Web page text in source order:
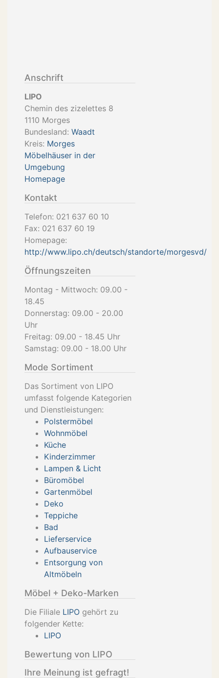
Anschrift
LIPO
Chemin des zizelettes 8
1110 Morges
Bundesland: Waadt
Kreis: Morges
Möbelhäuser in der
Umgebung
Homepage
Kontakt
Telefon: 021 637 60 10
Fax: 021 637 60 19
Homepage:
http://www.lipo.ch/deutsch/standorte/morgesvd/
Öffnungszeiten
Montag - Mittwoch: 09.00 -
18.45
Donnerstag: 09.00 - 20.00
Uhr
Freitag: 09.00 - 18.45 Uhr
Samstag: 09.00 - 18.00 Uhr
Mode Sortiment
Das Sortiment von LIPO
umfasst folgende Kategorien
und Dienstleistungen:
Polstermöbel
Wohnmöbel
Küche
Kinderzimmer
Lampen & Licht
Büromöbel
Gartenmöbel
Deko
Teppiche
Bad
Lieferservice
Aufbauservice
Entsorgung von
Altmöbeln
Möbel + Deko-Marken
Die Filiale LIPO gehört zu
folgender Kette:
LIPO
Bewertung von LIPO
Ihre Meinung ist gefragt!